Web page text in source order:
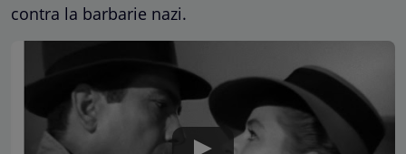
contra la barbarie nazi.